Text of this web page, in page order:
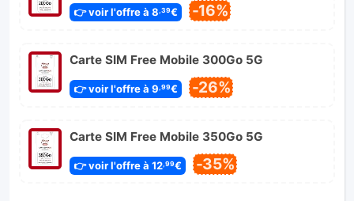
👉 voir l'offre à 8 ,39€ -16%
Carte SIM Free Mobile 300Go 5G
👉 voir l'offre à 9 ,99€ -26%
Carte SIM Free Mobile 350Go 5G
👉 voir l'offre à 12,99€ -35%